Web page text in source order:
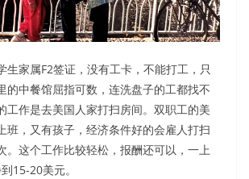
生家属F2签证， 没有工卡，不能打工 ，只
的中餐馆屈指可数，连洗盘子的工都找不
工作是去美国人家打扫房间。双职工的美
班，又有孩子 ， 经济条件好的会雇人打扫
这个工作比较轻松，报酬还可以，一上
15-20美元。